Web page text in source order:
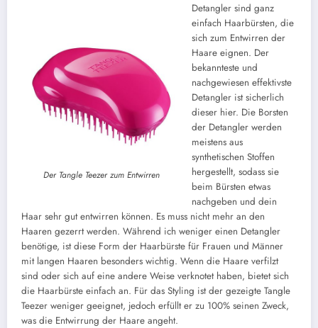
Der Tangle Teezer zum Entwirren
Detangler sind ganz
einfach Haarbürsten, die
sich zum Entwirren der
Haare eignen. Der
bekannteste und
nachgewiesen effektivste
Detangler ist sicherlich
dieser hier. Die Borsten
der Detangler werden
meistens aus
synthetischen Stoffen
hergestellt, sodass sie
beim Bürsten etwas
nachgeben und dein
Haar sehr gut entwirren können. Es muss nicht mehr an den
Haaren gezerrt werden. Während ich weniger einen Detangler
benötige, ist diese Form der Haarbürste für Frauen und Männer
mit langen Haaren besonders wichtig. Wenn die Haare verfilzt
sind oder sich auf eine andere Weise verknotet haben, bietet sich
die Haarbürste einfach an. Für das Styling ist der gezeigte Tangle
Teezer weniger geeignet, jedoch erfüllt er zu 100% seinen Zweck,
was die Entwirrung der Haare angeht.